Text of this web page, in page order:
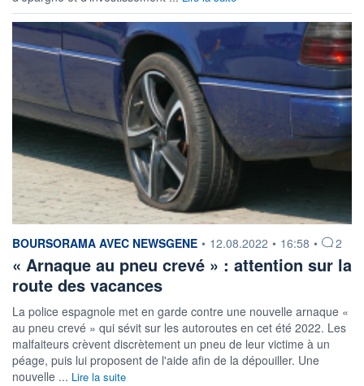
information fournie par
BOURSORAMA AVEC NEWSGENE • 12.08.2022 • 16:58 • 2
« Arnaque au pneu crevé » : attention sur la
route des vacances
La police espagnole met en garde contre une nouvelle arnaque «
au pneu crevé » qui sévit sur les autoroutes en cet été 2022. Les
malfaiteurs crèvent discrètement un pneu de leur victime à un
péage, puis lui proposent de l'aide afin de la dépouiller. Une
nouvelle ... Lire la suite